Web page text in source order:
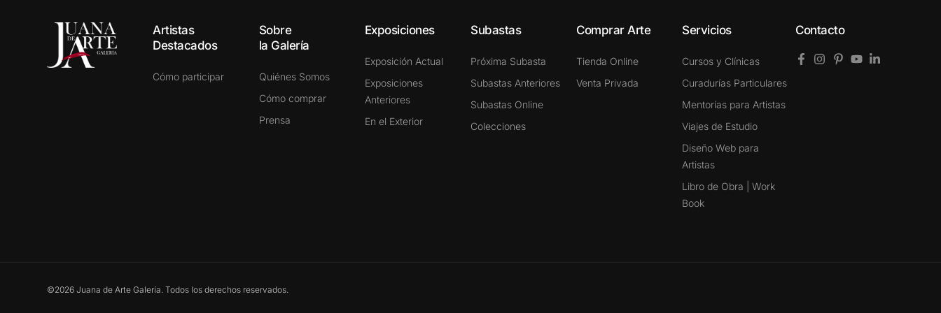
Artistas
Destacados
Cómo participar
Sobre
la Galería
Quiénes Somos
Cómo comprar
Prensa
Exposiciones
Exposición Actual
Exposiciones
Anteriores
En el Exterior
Subastas
Próxima Subasta
Subastas Anteriores
Subastas Online
Colecciones
Comprar Arte
Tienda Online
Venta Privada
Servicios
Cursos y Clínicas
Curadurías Particulares
Mentorías para Artistas
Viajes de Estudio
Diseño Web para
Artistas
Libro de Obra | Work
Book
Contacto
©2026 Juana de Arte Galería. Todos los derechos reservados.